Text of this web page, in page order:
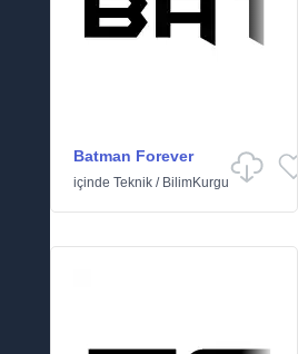
Batman Forever
içinde Teknik / BilimKurgu